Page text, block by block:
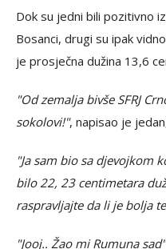
Dok su jedni bili pozitivno
Bosanci, drugi su ipak
je prosječna dužina 13,6
"Od zemalja bivše SFRJ
sokolovi!", napisao je
"Ja sam bio sa djevojkom
bilo 22, 23 centimetara
raspravljajte da li je bolja
"Jooj.. Žao mi Rumuna sad"